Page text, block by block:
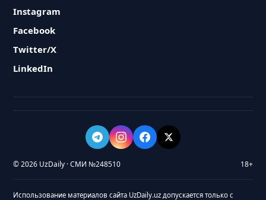
Instagram
Facebook
Twitter/X
LinkedIn
© 2026 UzDaily · СМИ №248510 18+
Использование материалов сайта UzDaily.uz допускается только с